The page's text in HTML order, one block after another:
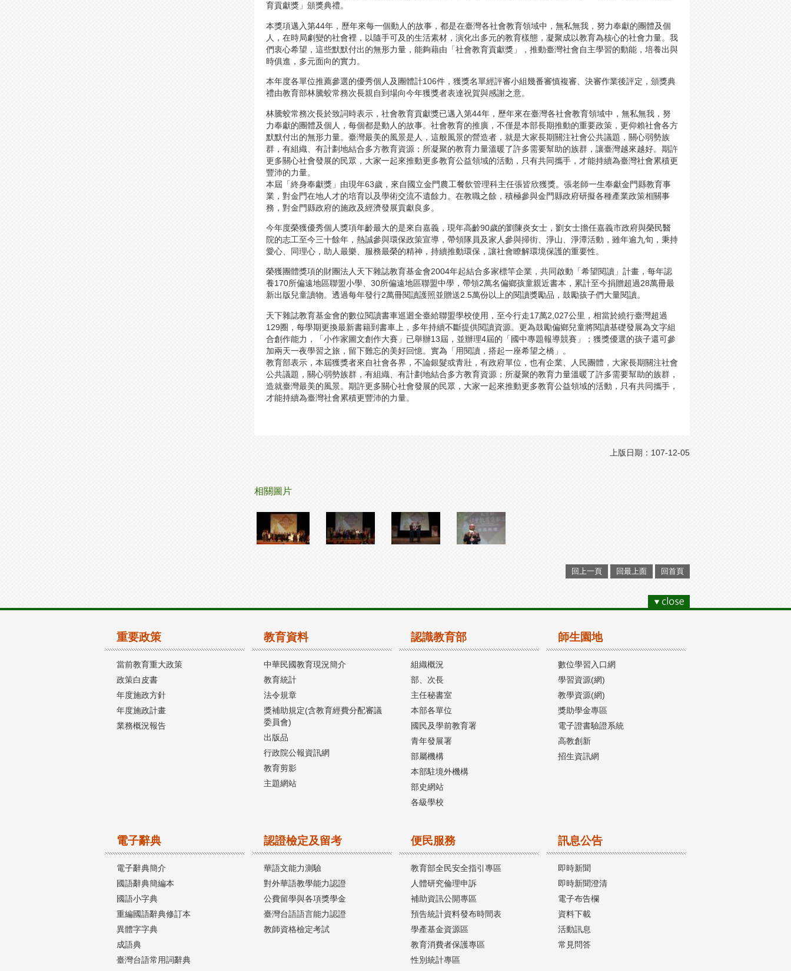
育貢獻獎」頒獎典禮。
本獎項邁入第44年，歷年來每一個動人的故事，都是在臺灣各社會教育領域中，無私無我，努力奉獻的團體及個
人，在時局劇變的社會裡，以隨手可及的生活素材，演化出多元的教育樣態，凝聚成以教育為核心的社會力量。我
們衷心希望，這些默默付出的無形力量，能夠藉由「社會教育貢獻獎」，推動臺灣社會自主學習的動能，培養出與
時俱進，多元面向的實力。
本年度各單位推薦參選的優秀個人及團體計106件，獲獎名單經評審小組幾番審慎複審、決審作業後評定，頒獎典
禮由教育部林騰蛟常務次長親自到場向今年獲獎者表達祝賀與感謝之意。
林騰蛟常務次長於致詞時表示，社會教育貢獻獎已邁入第44年，歷年來在臺灣各社會教育領域中，無私無我，努
力奉獻的團體及個人，每個都是動人的故事。社會教育的推廣，不僅是本部長期推動的重要政策，更仰賴社會各方
默默付出的無形力量。臺灣最美的風景是人，這般風景的營造者，就是大家長期關注社會公共議題，關心弱勢族
群，有組織、有計劃地結合多方教育資源；所凝聚的教育力量溫暖了許多需要幫助的族群，讓臺灣越來越好。期許
更多關心社會發展的民眾，大家一起來推動更多教育公益領域的活動，只有共同攜手，才能持續為臺灣社會累積更
豐沛的力量。
本屆「終身奉獻獎」由現年63歲，來自國立金門農工餐飲管理科主任張皆欣獲獎。張老師一生奉獻金門縣教育事
業，對金門在地人才的培育以及學術交流不遺餘力。在教職之餘，積極參與金門縣政府研擬各種產業政策相關事
務，對金門縣政府的施政及經濟發展貢獻良多。
今年度榮獲優秀個人獎項年齡最大的是來自嘉義，現年高齡90歲的劉陳炎女士，劉女士擔任嘉義市政府與榮民醫
院的志工至今三十餘年，熱誠參與環保政策宣導，帶領隊員及家人參與掃街、淨山、淨潭活動，雖年逾九旬，秉持
愛心、同理心，助人最樂、服務最榮的精神，持續推動環保，讓社會瞭解環境保護的重要性。
榮獲團體獎項的財團法人天下雜誌教育基金會2004年起結合多家標竿企業，共同啟動「希望閱讀」計畫，每年認
養170所偏遠地區聯盟小學、30所偏遠地區聯盟中學，帶領2萬名偏鄉孩童親近書本，累計至今捐贈超過28萬冊最
新出版兒童讀物。透過每年發行2萬冊閱讀護照並贈送2.5萬份以上的閱讀獎勵品，鼓勵孩子們大量閱讀。
天下雜誌教育基金會的數位閱讀書車巡迴全臺給聯盟學校使用，至今行走17萬2,027公里，相當於繞行臺灣超過
129圈，每學期更換最新書籍到書車上，多年持續不斷提供閱讀資源。更為鼓勵偏鄉兒童將閱讀基礎發展為文字組
合創作能力，「小作家圖文創作大賽」已舉辦13屆，並辦理4屆的「國中專題報導競賽」；獲獎優選的孩子還可參
加兩天一夜學習之旅，留下難忘的美好回憶。實為「用閱讀，搭起一座希望之橋」。
教育部表示，本屆獲獎者來自社會各界，不論銀髮或青壯，有政府單位，也有企業、人民團體，大家長期關注社會
公共議題，關心弱勢族群，有組織、有計劃地結合多方教育資源；所凝聚的教育力量溫暖了許多需要幫助的族群，
造就臺灣最美的風景。期許更多關心社會發展的民眾，大家一起來推動更多教育公益領域的活動，只有共同攜手，
才能持續為臺灣社會累積更豐沛的力量。
上版日期：107-12-05
相關圖片
回上一頁 回最上面 回首頁
重要政策
當前教育重大政策
政策白皮書
年度施政方針
年度施政計畫
業務概況報告
教育資料
中華民國教育現況簡介
教育統計
法令規章
獎補助規定(含教育經費分配審議
委員會)
出版品
行政院公報資訊網
教育剪影
主題網站
認識教育部
組織概況
部、次長
主任秘書室
本部各單位
國民及學前教育署
青年發展署
部屬機構
本部駐境外機構
部史網站
各級學校
師生園地
數位學習入口網
學習資源(網)
教學資源(網)
獎助學金專區
電子證書驗證系統
高教創新
招生資訊網
電子辭典
電子辭典簡介
國語辭典簡編本
國語小字典
重編國語辭典修訂本
異體字字典
成語典
臺灣台語常用詞辭典
認證檢定及留考
華語文能力測驗
對外華語教學能力認證
公費留學與各項獎學金
臺灣台語語言能力認證
教師資格檢定考試
便民服務
教育部全民安全指引專區
人體研究倫理申訴
補助資訊公開專區
預告統計資料發布時間表
學產基金資源區
教育消費者保護專區
性別統計專區
訊息公告
即時新聞
即時新聞澄清
電子布告欄
資料下載
活動訊息
常見問答